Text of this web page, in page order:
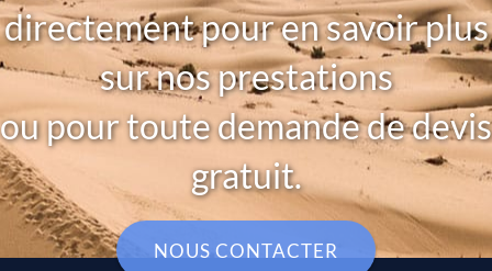
directement pour en savoir plus
sur nos prestations
ou pour toute demande de devis
gratuit.
NOUS CONTACTER